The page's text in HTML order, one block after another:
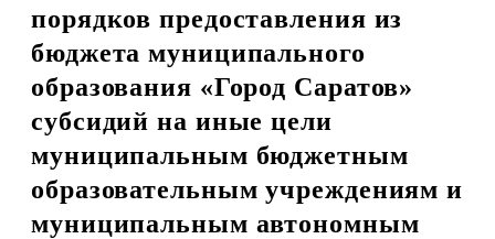
порядков предоставления из
бюджета муниципального
образования «Город Саратов»
субсидий на иные цели
муниципальным бюджетным
образовательным учреждениям и
муниципальным автономным